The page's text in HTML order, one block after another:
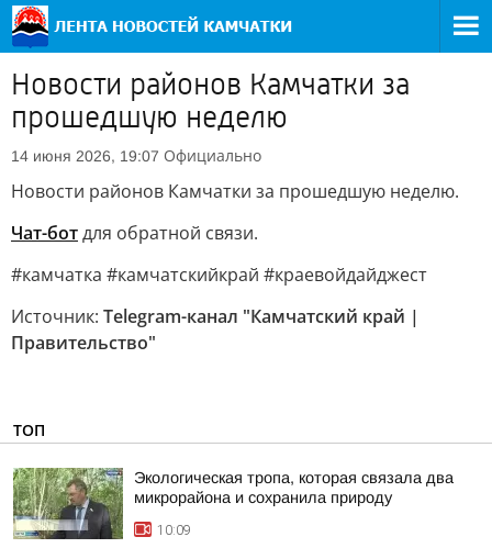
Новости районов Камчатки за
прошедшую неделю
14 июня 2026, 19:07 Официально
Новости районов Камчатки за прошедшую неделю.
Чат-ботдля обратной связи.
#камчатка #камчатскийкрай #краевойдайджест
Источник: Telegram-канал "Камчатский край |
Правительство"
ТОП
Экологическая тропа, которая связала два
микрорайона и сохранила природу
10:09